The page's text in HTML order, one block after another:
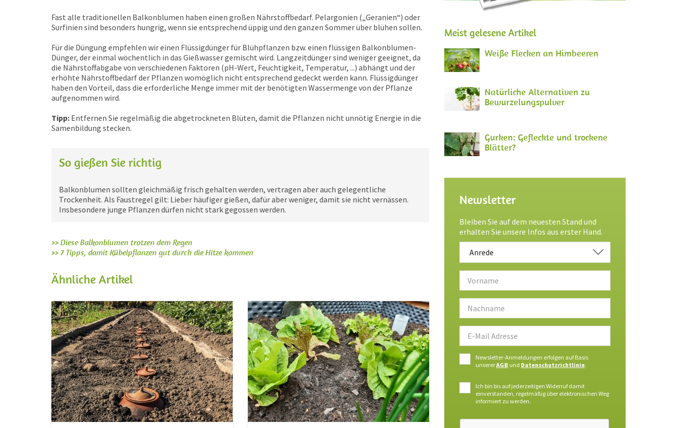
Fast alle traditionellen Balkonblumen haben einen großen Nährstoffbedarf. Pelargonien („Geranien“) oder
Surfinien sind besonders hungrig, wenn sie entsprechend üppig und den ganzen Sommer über blühen sollen.
Für die Düngung empfehlen wir einen Flüssigdünger für Blühpflanzen bzw. einen flüssigen Balkonblumen-
Dünger, der einmal wöchentlich in das Gießwasser gemischt wird. Langzeitdünger sind weniger geeignet, da
die Nährstoffabgabe von verschiedenen Faktoren (pH-Wert, Feuchtigkeit, Temperatur, ...) abhängt und der
erhöhte Nährstoffbedarf der Pflanzen womöglich nicht entsprechend gedeckt werden kann. Flüssigdünger
haben den Vorteil, dass die erforderliche Menge immer mit der benötigten Wassermenge von der Pflanze
aufgenommen wird.
Tipp: Entfernen Sie regelmäßig die abgetrockneten Blüten, damit die Pflanzen nicht unnötig Energie in die
Samenbildung stecken.
So gießen Sie richtig
Balkonblumen sollten gleichmäßig frisch ­gehalten werden, vertragen aber auch ge­legentliche
Trockenheit. Als Faustregel gilt: Lieber häufiger gießen, dafür aber weniger, damit sie nicht vernässen.
Insbesondere junge Pflanzen dürfen nicht stark gegossen werden.
>> Diese Balkonblumen trotzen dem Regen
>> 7 Tipps, damit Kübelpflanzen gut durch die Hitze kommen
Ähnliche Artikel
Meist gelesene Artikel
Weiße Flecken an Himbeeren
Natürliche Alternativen zu
Bewurzelungspulver
Gurken: Gefleckte und trockene
Blätter?
Newsletter
Bleiben Sie auf dem neuesten Stand und
erhalten Sie unsere Infos aus erster Hand.
Anrede
Newsletter-Anmeldungen erfolgen auf Basis
unsererAGB und Datenschutzrichtlinie.
Ich bin bis auf jederzeitigen Widerruf damit
einverstanden, regelmäßig über elektronischen Weg
informiert zu werden.